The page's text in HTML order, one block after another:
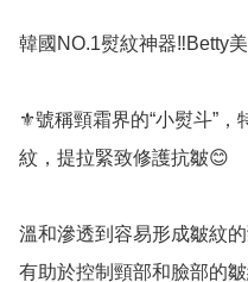
韓國NO.1熨紋神器‼️Betty
⚜️號稱頸霜界的“小熨斗”，
紋，提拉緊致修護抗皺😊
溫和滲透到容易形成皺紋
有助於控制頸部和臉部的